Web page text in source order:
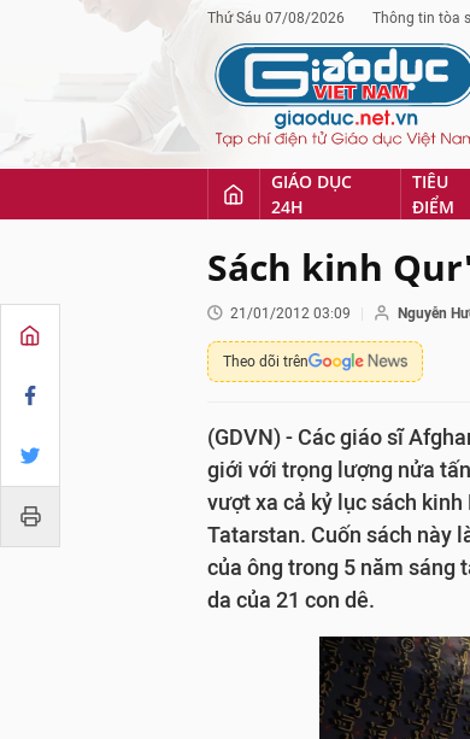
Thứ Sáu 07/08/2026 Thông tin tòa
GIÁO DỤC
24H
TIÊU
ĐIỂM
Sách kinh
21/01/2012 03:09 Nguyễn
Theo dõi trên
(GDVN) - Các giáo sĩ
giới với trọng lượng nửa
vượt xa cả kỷ lục sách
Tatarstan. Cuốn sách này
của ông trong 5 năm sáng
da của 21 con dê.